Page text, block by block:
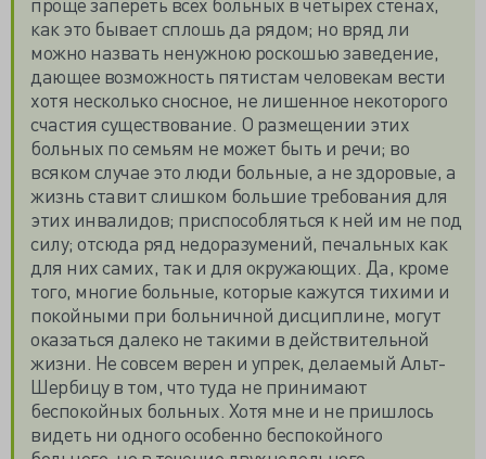
как это бывает сплошь да рядом; но вряд ли
можно назвать ненужною роскошью заведение,
дающее возможность пятистам человекам вести
хотя несколько сносное, не лишенное некоторого
счастия существование. О размещении этих
больных по семьям не может быть и речи; во
всяком случае это люди больные, а не здоровые, а
жизнь ставит слишком большие требования для
этих инвалидов; приспособляться к ней им не под
силу; отсюда ряд недоразумений, печальных как
для них самих, так и для окружающих. Да, кроме
того, многие больные, которые кажутся тихими и
покойными при больничной дисциплине, могут
оказаться далеко не такими в действительной
жизни. Не совсем верен и упрек, делаемый Альт-
Шербицу в том, что туда не принимают
беспокойных больных. Хотя мне и не пришлось
видеть ни одного особенно беспокойного